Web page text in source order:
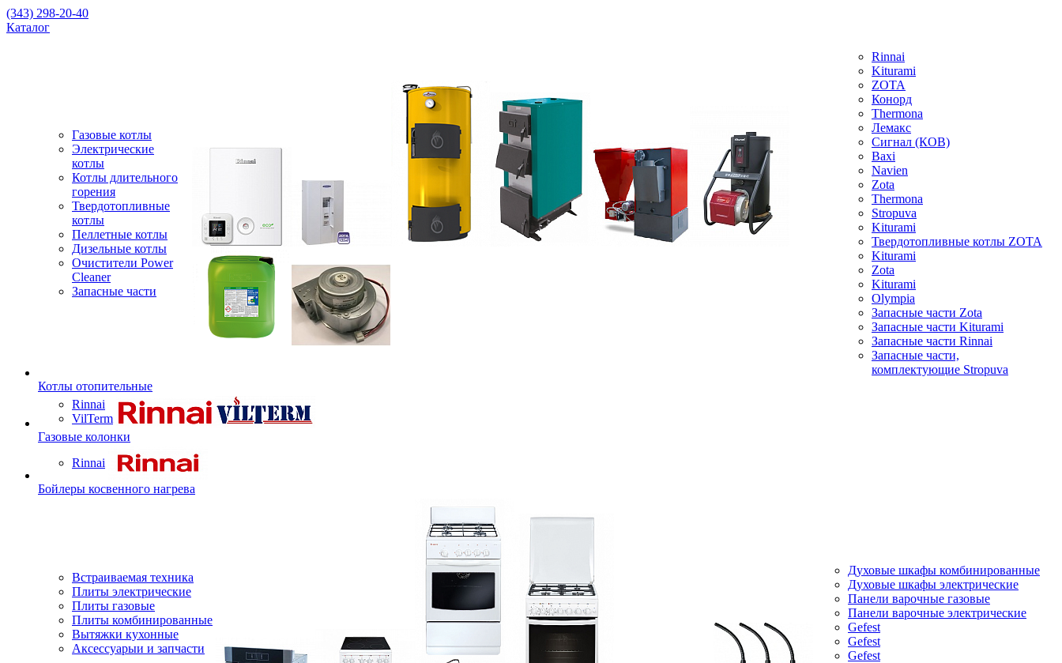
(343) 298-20-40
Каталог
Газовые котлы
Электрические
котлы
Котлы длительного
горения
Твердотопливные
котлы
Пеллетные котлы
Дизельные котлы
Очистители Power
Cleaner
Запасные части
Rinnai
Kiturami
ZOTA
Конорд
Thermona
Лемакс
Сигнал (КОВ)
Baxi
Navien
Zota
Thermona
Stropuva
Kiturami
Твердотопливные котлы ZOTA
Kiturami
Zota
Kiturami
Olympia
Запасные части Zota
Запасные части Kiturami
Запасные части Rinnai
Запасные части,
комплектующие Stropuva
Котлы отопительные
Rinnai
VilTerm
Газовые колонки
Rinnai
Бойлеры косвенного нагрева
Встраиваемая техника
Плиты электрические
Плиты газовые
Плиты комбинированные
Вытяжки кухонные
Аксессуарыи и запчасти
Духовые шкафы комбинированные
Духовые шкафы электрические
Панели варочные газовые
Панели варочные электрические
Gefest
Gefest
Gefest